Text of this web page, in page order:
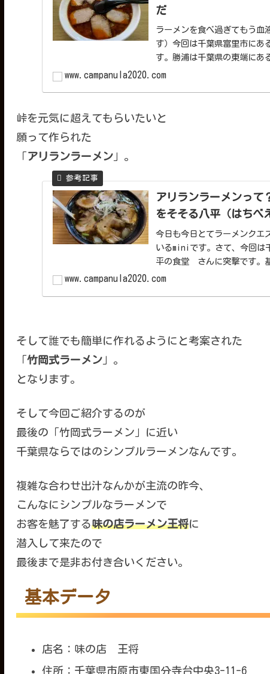
だ
ラーメンを食べ過ぎてもう血
す）今回は千葉県富里市に
す。勝浦は千葉県の東端にあ
大...
www.campanula2020.com
峠を元気に超えてもらいたいと
願って作られた
「アリランラーメン」。
アリランラーメンっ
をそそる八平（はちべ
今日も今日とてラーメンクエ
いるminiです。さて、今回は
平の食堂 さんに突撃です。
www.campanula2020.com
そして誰でも簡単に作れるようにと考案された
「竹岡式ラーメン」。
となります。
そして今回ご紹介するのが
最後の「竹岡式ラーメン」に近い
千葉県ならではのシンプルラーメンなんです。
複雑な合わせ出汁なんかが主流の昨今、
こんなにシンプルなラーメンで
お客を魅了する味の店ラーメン王将に
潜入して来たので
最後まで是非お付き合いください。
基本データ
店名：味の店 王将
住所：千葉県市原市東国分寺台中央3-11-6